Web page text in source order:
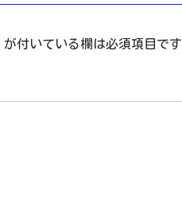
が付いている欄は必須項目です